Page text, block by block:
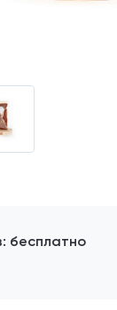
бесплатно